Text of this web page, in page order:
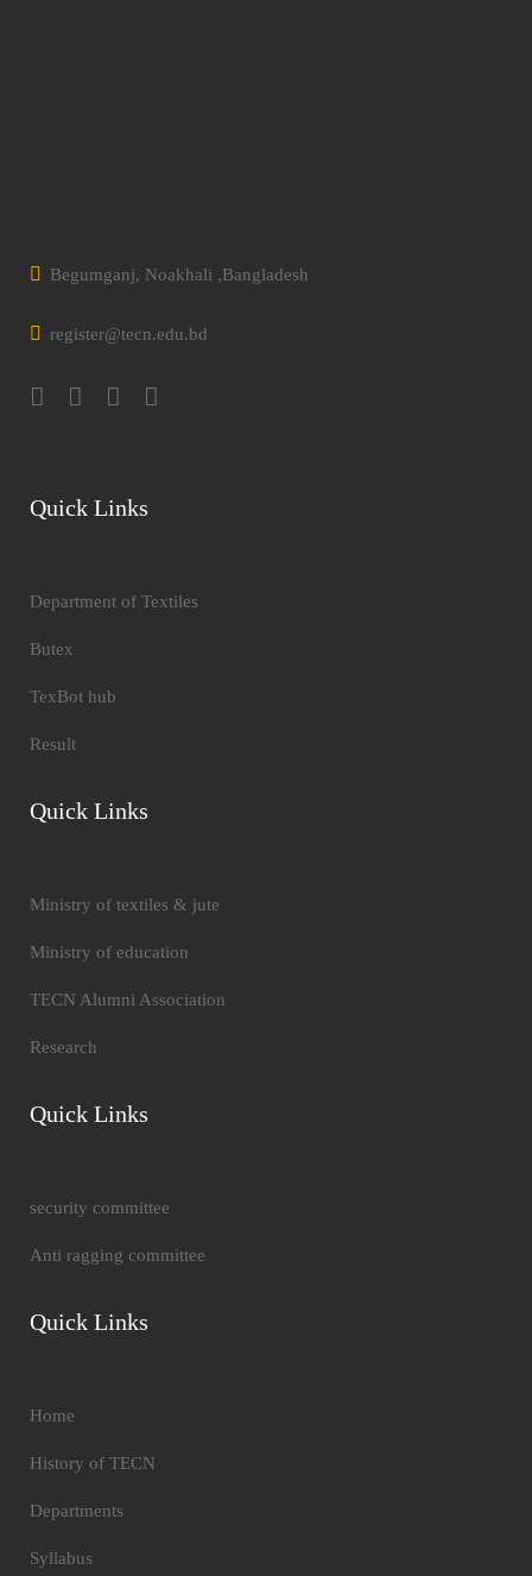
Begumganj, Noakhali ,Bangladesh
register@tecn.edu.bd
Quick Links
Department of Textiles
Butex
TexBot hub
Result
Quick Links
Ministry of textiles & jute
Ministry of education
TECN Alumni Association
Research
Quick Links
security committee
Anti ragging committee
Quick Links
Home
History of TECN
Departments
Syllabus